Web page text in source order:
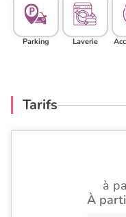
Parking Laverie
Tarifs
à
À